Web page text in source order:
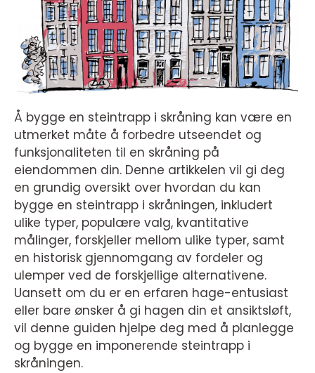
Å bygge en steintrapp i skråning kan være en
utmerket måte å forbedre utseendet og
funksjonaliteten til en skråning på
eiendommen din. Denne artikkelen vil gi deg
en grundig oversikt over hvordan du kan
bygge en steintrapp i skråningen, inkludert
ulike typer, populære valg, kvantitative
målinger, forskjeller mellom ulike typer, samt
en historisk gjennomgang av fordeler og
ulemper ved de forskjellige alternativene.
Uansett om du er en erfaren hage-entusiast
eller bare ønsker å gi hagen din et ansiktsløft,
vil denne guiden hjelpe deg med å planlegge
og bygge en imponerende steintrapp i
skråningen.